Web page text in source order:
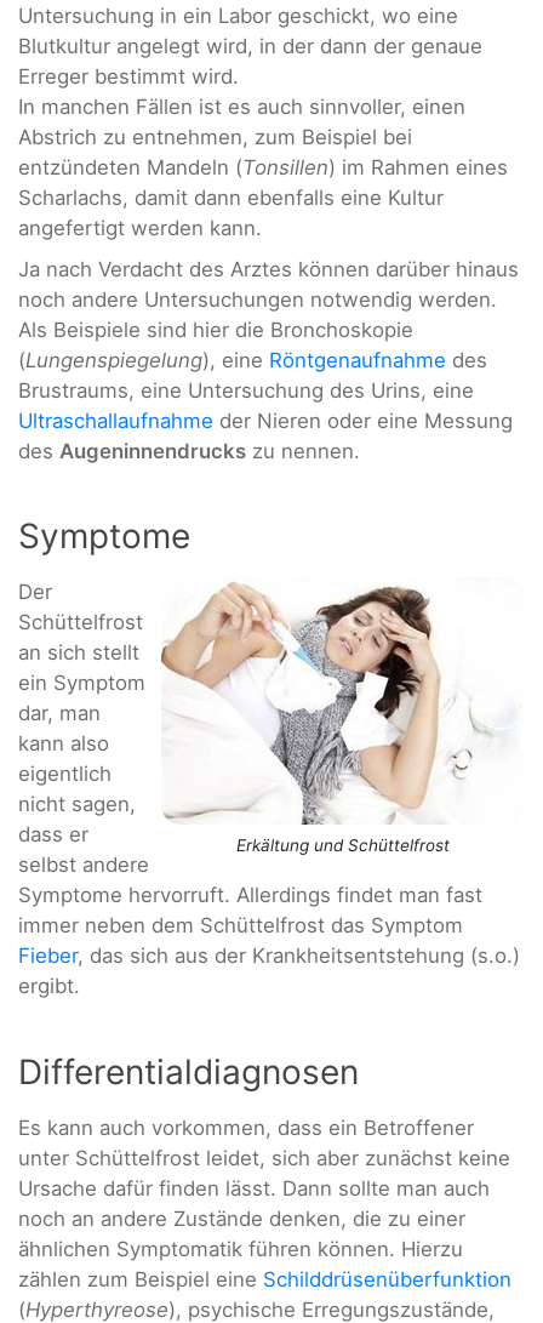
Untersuchung in ein Labor geschickt, wo eine
Blutkultur angelegt wird, in der dann der genaue
Erreger bestimmt wird.
In manchen Fällen ist es auch sinnvoller, einen
Abstrich zu entnehmen, zum Beispiel bei
entzündeten Mandeln (Tonsillen) im Rahmen eines
Scharlachs, damit dann ebenfalls eine Kultur
angefertigt werden kann.
Ja nach Verdacht des Arztes können darüber hinaus
noch andere Untersuchungen notwendig werden.
Als Beispiele sind hier die Bronchoskopie
(Lungenspiegelung), eine Röntgenaufnahme des
Brustraums, eine Untersuchung des Urins, eine
Ultraschallaufnahme der Nieren oder eine Messung
des Augeninnendrucks zu nennen.
Symptome
Erkältung und Schüttelfrost
Der
Schüttelfrost
an sich stellt
ein Symptom
dar, man
kann also
eigentlich
nicht sagen,
dass er
selbst andere
Symptome hervorruft. Allerdings findet man fast
immer neben dem Schüttelfrost das Symptom
Fieber, das sich aus der Krankheitsentstehung (s.o.)
ergibt.
Differentialdiagnosen
Es kann auch vorkommen, dass ein Betroffener
unter Schüttelfrost leidet, sich aber zunächst keine
Ursache dafür finden lässt. Dann sollte man auch
noch an andere Zustände denken, die zu einer
ähnlichen Symptomatik führen können. Hierzu
zählen zum Beispiel eine Schilddrüsenüberfunktion
(Hyperthyreose), psychische Erregungszustände,